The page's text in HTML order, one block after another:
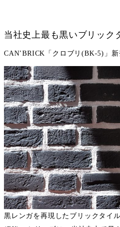
当社史上最も黒いブリック
CAN’BRICK「クロブリ(BK-5)」新
黒レンガを再現したブリックタイ